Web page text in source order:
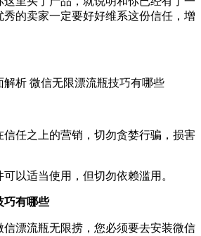
的卖家一定要好好维系这份信任，增
析 微信无限漂流瓶技巧有哪些
任之上的营销，切勿贪婪行骗，损害
适当使用，但切勿依赖滥用。
巧有哪些
漂流瓶无限捞，您必须要去安装微信